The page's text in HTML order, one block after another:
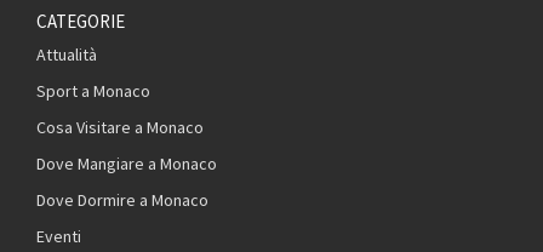
CATEGORIE
Attualità
Sport a Monaco
Cosa Visitare a Monaco
Dove Mangiare a Monaco
Dove Dormire a Monaco
Eventi